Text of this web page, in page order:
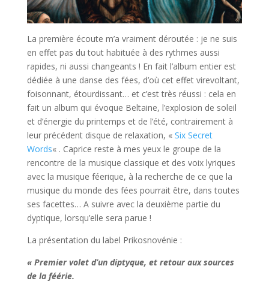
La première écoute m’a vraiment déroutée : je ne suis
en effet pas du tout habituée à des rythmes aussi
rapides, ni aussi changeants ! En fait l’album entier est
dédiée à une danse des fées, d’où cet effet virevoltant,
foisonnant, étourdissant… et c’est très réussi : cela en
fait un album qui évoque Beltaine, l’explosion de soleil
et d’énergie du printemps et de l’été, contrairement à
leur précédent disque de relaxation, « Six Secret
Words« . Caprice reste à mes yeux le groupe de la
rencontre de la musique classique et des voix lyriques
avec la musique féerique, à la recherche de ce que la
musique du monde des fées pourrait être, dans toutes
ses facettes… A suivre avec la deuxième partie du
dyptique, lorsqu’elle sera parue !
La présentation du label Prikosnovénie :
« Premier volet d’un diptyque, et retour aux sources
de la féérie.